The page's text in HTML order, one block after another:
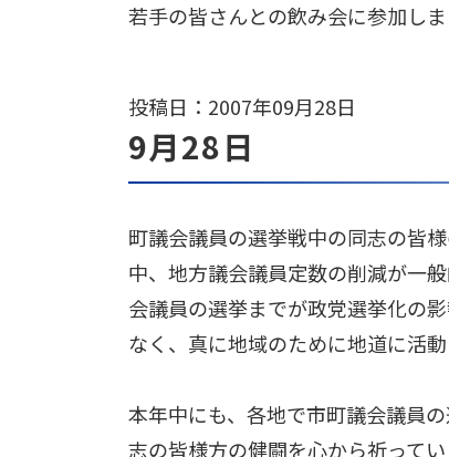
若手の皆さんとの飲み会に参加しま
投稿日：2007年09月28日
9月28日
町議会議員の選挙戦中の同志の皆
中、地方議会議員定数の削減が一
会議員の選挙までが政党選挙化の
なく、真に地域のために地道に活
本年中にも、各地で市町議会議員
志の皆様方の健闘を心から祈ってい